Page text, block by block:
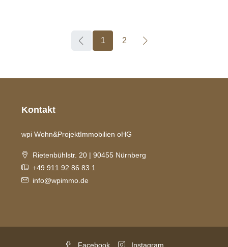
1 2
Kontakt
wpi Wohn&ProjektImmobilien oHG
Rietenbühlstr. 20 | 90455 Nürnberg
+49 911 92 86 83 1
info@wpimmo.de
Facebook Instagram